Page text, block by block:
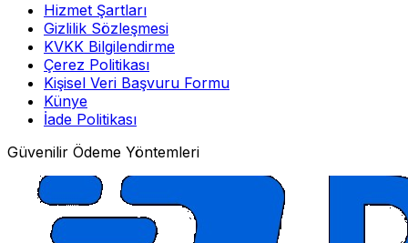
Hizmet Şartları
Gizlilik Sözleşmesi
KVKK Bilgilendirme
Çerez Politikası
Kişisel Veri Başvuru Formu
Künye
İade Politikası
Güvenilir Ödeme Yöntemleri